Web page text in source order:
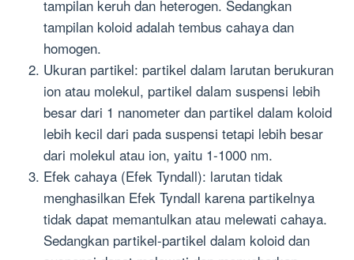
tampilan keruh dan heterogen. Sedangkan
tampilan koloid adalah tembus cahaya dan
homogen.
Ukuran partikel: partikel dalam larutan berukuran
ion atau molekul, partikel dalam suspensi lebih
besar dari 1 nanometer dan partikel dalam koloid
lebih kecil dari pada suspensi tetapi lebih besar
dari molekul atau ion, yaitu 1-1000 nm.
Efek cahaya (Efek Tyndall): larutan tidak
menghasilkan Efek Tyndall karena partikelnya
tidak dapat memantulkan atau melewati cahaya.
Sedangkan partikel-partikel dalam koloid dan